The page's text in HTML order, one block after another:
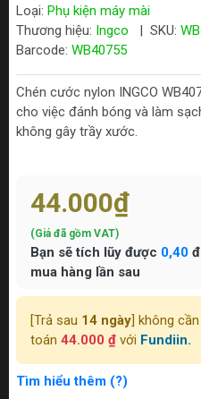
Loại: Phụ kiện máy mài
Thương hiệu: Ingco SKU:
Barcode: WB40755
Chén cước nylon INGCO
cho việc đánh bóng và làm
không gây trầy xước.
44.000₫
(Giá đã gồm VAT)
Bạn sẽ tích lũy được 0,40
mua hàng lần sau
[Trả sau 14 ngày ] không
toán 44.000 ₫ với Fundiin.
Tìm hiểu thêm (?)